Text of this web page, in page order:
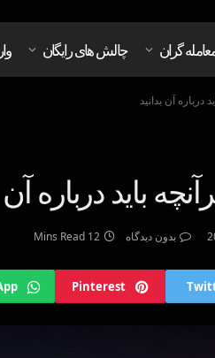
گران چالش های رایگان
درباره آن بدانید
باید درباره آن
بدون دیدگاه 12 Mins Read
Pinterest